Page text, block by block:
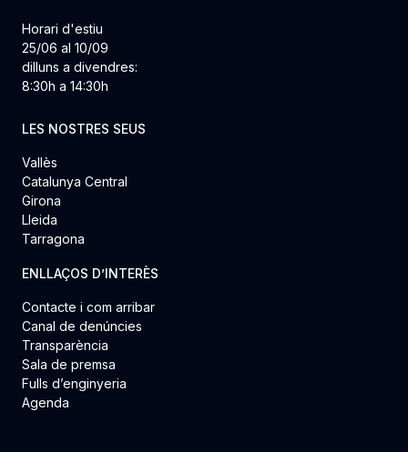
Horari d'estiu
25/06 al 10/09
dilluns a divendres:
8:30h a 14:30h
LES NOSTRES SEUS
Vallès
Catalunya Central
Girona
Lleida
Tarragona
ENLLAÇOS D’INTERÈS
Contacte i com arribar
Canal de denúncies
Transparència
Sala de premsa
Fulls d’enginyeria
Agenda